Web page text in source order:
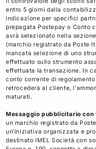
entro 5 giorni dalla
indicazione per specifici
prepagata Postepay o Conto
avrà selezionato nella
(marchio registrato da Poste
mancata selezione di uno
effettuato sullo strumento
effettuata la transazione. In
conto corrente di
retrocederà al cliente,
maturati.
Messaggio pubblicitario con
un marchio registrato da
un’iniziativa organizzata e
destinato IMEL Società con